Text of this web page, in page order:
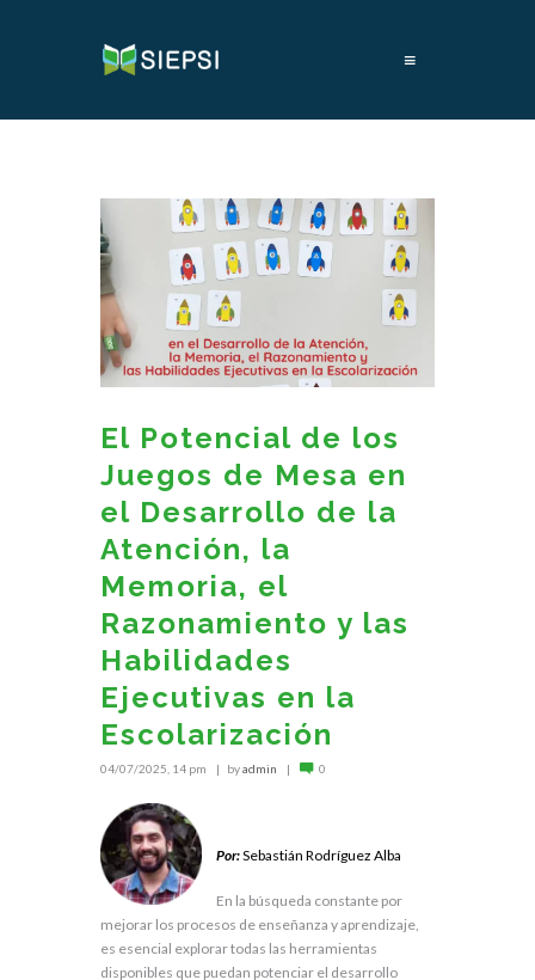
≡
El Potencial de los
Juegos de Mesa en
el Desarrollo de la
Atención, la
Memoria, el
Razonamiento y las
Habilidades
Ejecutivas en la
Escolarización
04/07/2025, 14 pm byadmin 0
Por:Sebastián Rodríguez Alba
En la búsqueda constante por
mejorar los procesos de enseñanza y aprendizaje,
es esencial explorar todas las herramientas
disponibles que puedan potenciar el desarrollo